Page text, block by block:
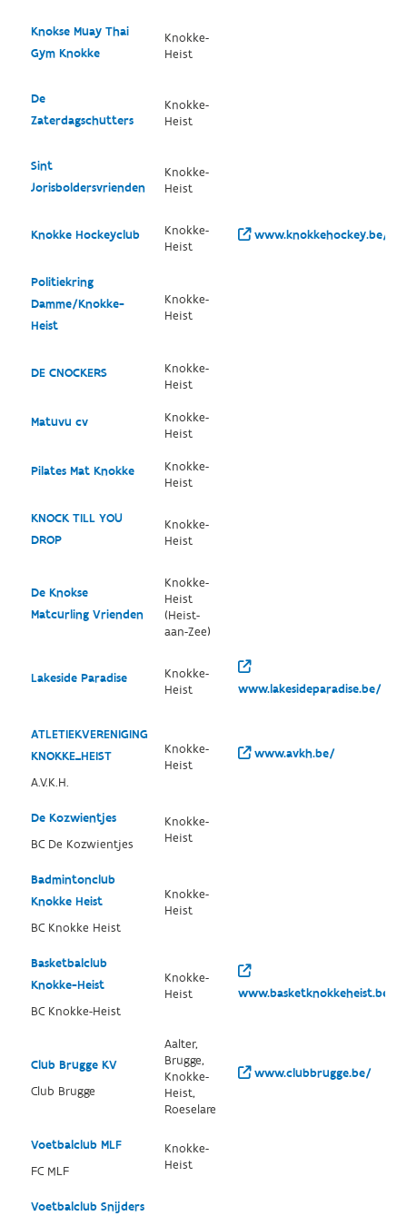
Knokse Muay Thai
Gym Knokke
Knokke-
Heist
De
Zaterdagschutters
Knokke-
Heist
Sint
Jorisboldersvrienden
Knokke-
Heist
Knokke Hockeyclub
Knokke-
Heist
www.knokkehockey.be/
Politiekring
Damme/Knokke-
Heist
Knokke-
Heist
DE CNOCKERS
Knokke-
Heist
Matuvu cv
Knokke-
Heist
Pilates Mat Knokke
Knokke-
Heist
KNOCK TILL YOU
DROP
Knokke-
Heist
De Knokse
Matcurling Vrienden
Knokke-
Heist
(Heist-
aan-Zee)
Lakeside Paradise
Knokke-
Heist
www.lakesideparadise.be/
ATLETIEKVERENIGING
KNOKKE_HEIST
A.V.K.H.
Knokke-
Heist
www.avkh.be/
De Kozwientjes
BC De Kozwientjes
Knokke-
Heist
Badmintonclub
Knokke Heist
BC Knokke Heist
Knokke-
Heist
Basketbalclub
Knokke-Heist
BC Knokke-Heist
Knokke-
Heist
www.basketknokkeheist.be/
Club Brugge KV
Club Brugge
Aalter,
Brugge,
Knokke-
Heist,
Roeselare
www.clubbrugge.be/
Voetbalclub MLF
FC MLF
Knokke-
Heist
Voetbalclub Snijders